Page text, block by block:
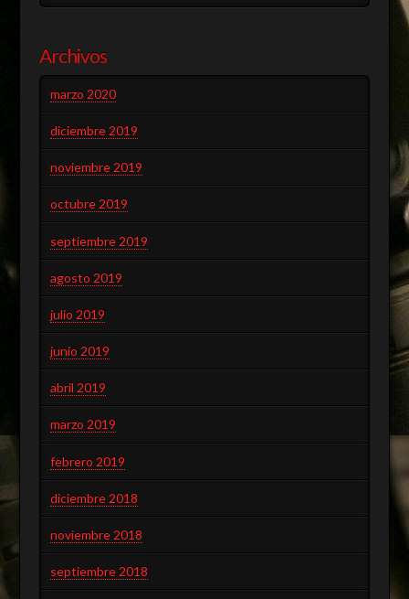
Archivos
marzo 2020
diciembre 2019
noviembre 2019
octubre 2019
septiembre 2019
agosto 2019
julio 2019
junio 2019
abril 2019
marzo 2019
febrero 2019
diciembre 2018
noviembre 2018
septiembre 2018